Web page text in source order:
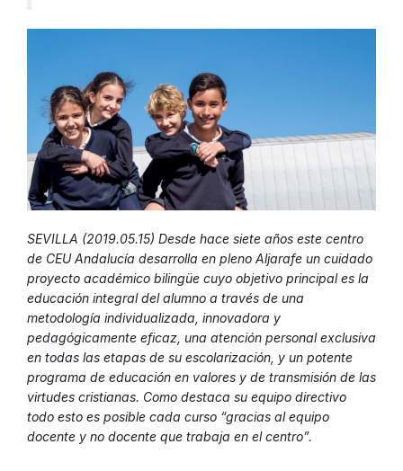
SEVILLA (2019.05.15) Desde hace siete años este centro
de CEU Andalucía desarrolla en pleno Aljarafe un cuidado
proyecto académico bilingüe cuyo objetivo principal es la
educación integral del alumno a través de una
metodología individualizada, innovadora y
pedagógicamente eficaz, una atención personal exclusiva
en todas las etapas de su escolarización, y un potente
programa de educación en valores y de transmisión de las
virtudes cristianas. Como destaca su equipo directivo
todo esto es posible cada curso “gracias al equipo
docente y no docente que trabaja en el centro”.